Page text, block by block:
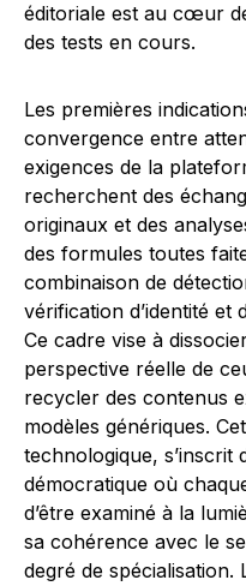
éditoriale est au cœur
des tests en cours.
Les premières
convergence entre
exigences de la
recherchent des
originaux et des
des formules toutes
combinaison de
vérification d’identité et
Ce cadre vise à
perspective réelle de
recycler des contenus
modèles génériques.
technologique, s’inscrit
démocratique où
d’être examiné à la
sa cohérence avec le
degré de spécialisation.